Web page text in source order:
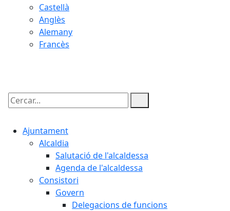
Castellà
Anglès
Alemany
Francès
Cercar:
Ajuntament
Alcaldia
Salutació de l'alcaldessa
Agenda de l'alcaldessa
Consistori
Govern
Delegacions de funcions